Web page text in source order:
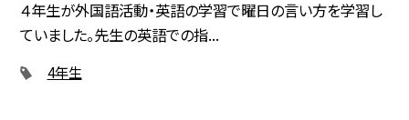
４年生が外国語活動・英語の学習で曜日の言い方を学習し
ていました。先生の英語での指...
4年生